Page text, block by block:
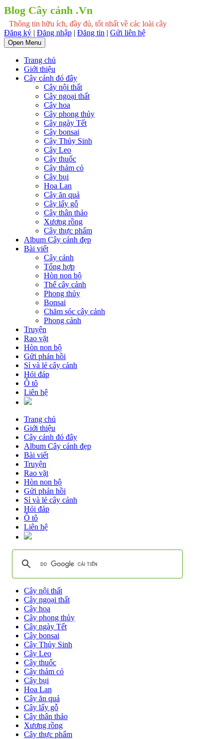
Blog Cây cảnh .Vn
Thông tin hữu ích, đầy đủ, tốt nhất về các loài cây
Đăng ký | Đăng nhập | Đăng tin | Gửi liên hệ
Open Menu
Trang chủ
Giới thiệu
Cây cảnh đó đây
Cây nội thất
Cây ngoại thất
Cây hoa
Cây phong thủy
Cây ngày Tết
Cây bonsai
Cây Thủy Sinh
Cây Leo
Cây thuốc
Cây thảm cỏ
Cây bụi
Hoa Lan
Cây ăn quả
Cây lấy gỗ
Cây thân thảo
Xương rồng
Cây thực phẩm
Album Cây cảnh đẹp
Bài viết
Cây cảnh
Tổng hợp
Hòn non bộ
Thế cây cảnh
Phong thủy
Bonsai
Chăm sóc cây cảnh
Phong cảnh
Truyện
Rao vặt
Hòn non bộ
Gửi phản hồi
Sỉ và lẻ cây cảnh
Hỏi đáp
Ô tô
Liên hệ
Trang chủ
Giới thiệu
Cây cảnh đó đây
Album Cây cảnh đẹp
Bài viết
Truyện
Rao vặt
Hòn non bộ
Gửi phản hồi
Sỉ và lẻ cây cảnh
Hỏi đáp
Ô tô
Liên hệ
Cây nội thất
Cây ngoại thất
Cây hoa
Cây phong thủy
Cây ngày Tết
Cây bonsai
Cây Thủy Sinh
Cây Leo
Cây thuốc
Cây thảm cỏ
Cây bụi
Hoa Lan
Cây ăn quả
Cây lấy gỗ
Cây thân thảo
Xương rồng
Cây thực phẩm